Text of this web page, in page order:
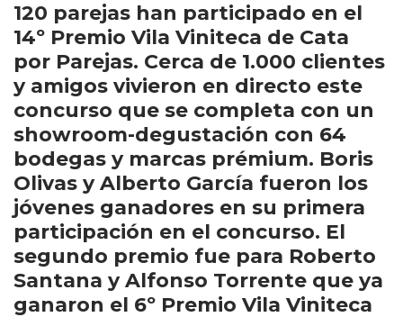
120 parejas han participado en el
14º Premio Vila Viniteca de Cata
por Parejas. Cerca de 1.000 clientes
y amigos vivieron en directo este
concurso que se completa con un
showroom-degustación con 64
bodegas y marcas prémium. Boris
Olivas y Alberto García fueron los
jóvenes ganadores en su primera
participación en el concurso. El
segundo premio fue para Roberto
Santana y Alfonso Torrente que ya
ganaron el 6º Premio Vila Viniteca